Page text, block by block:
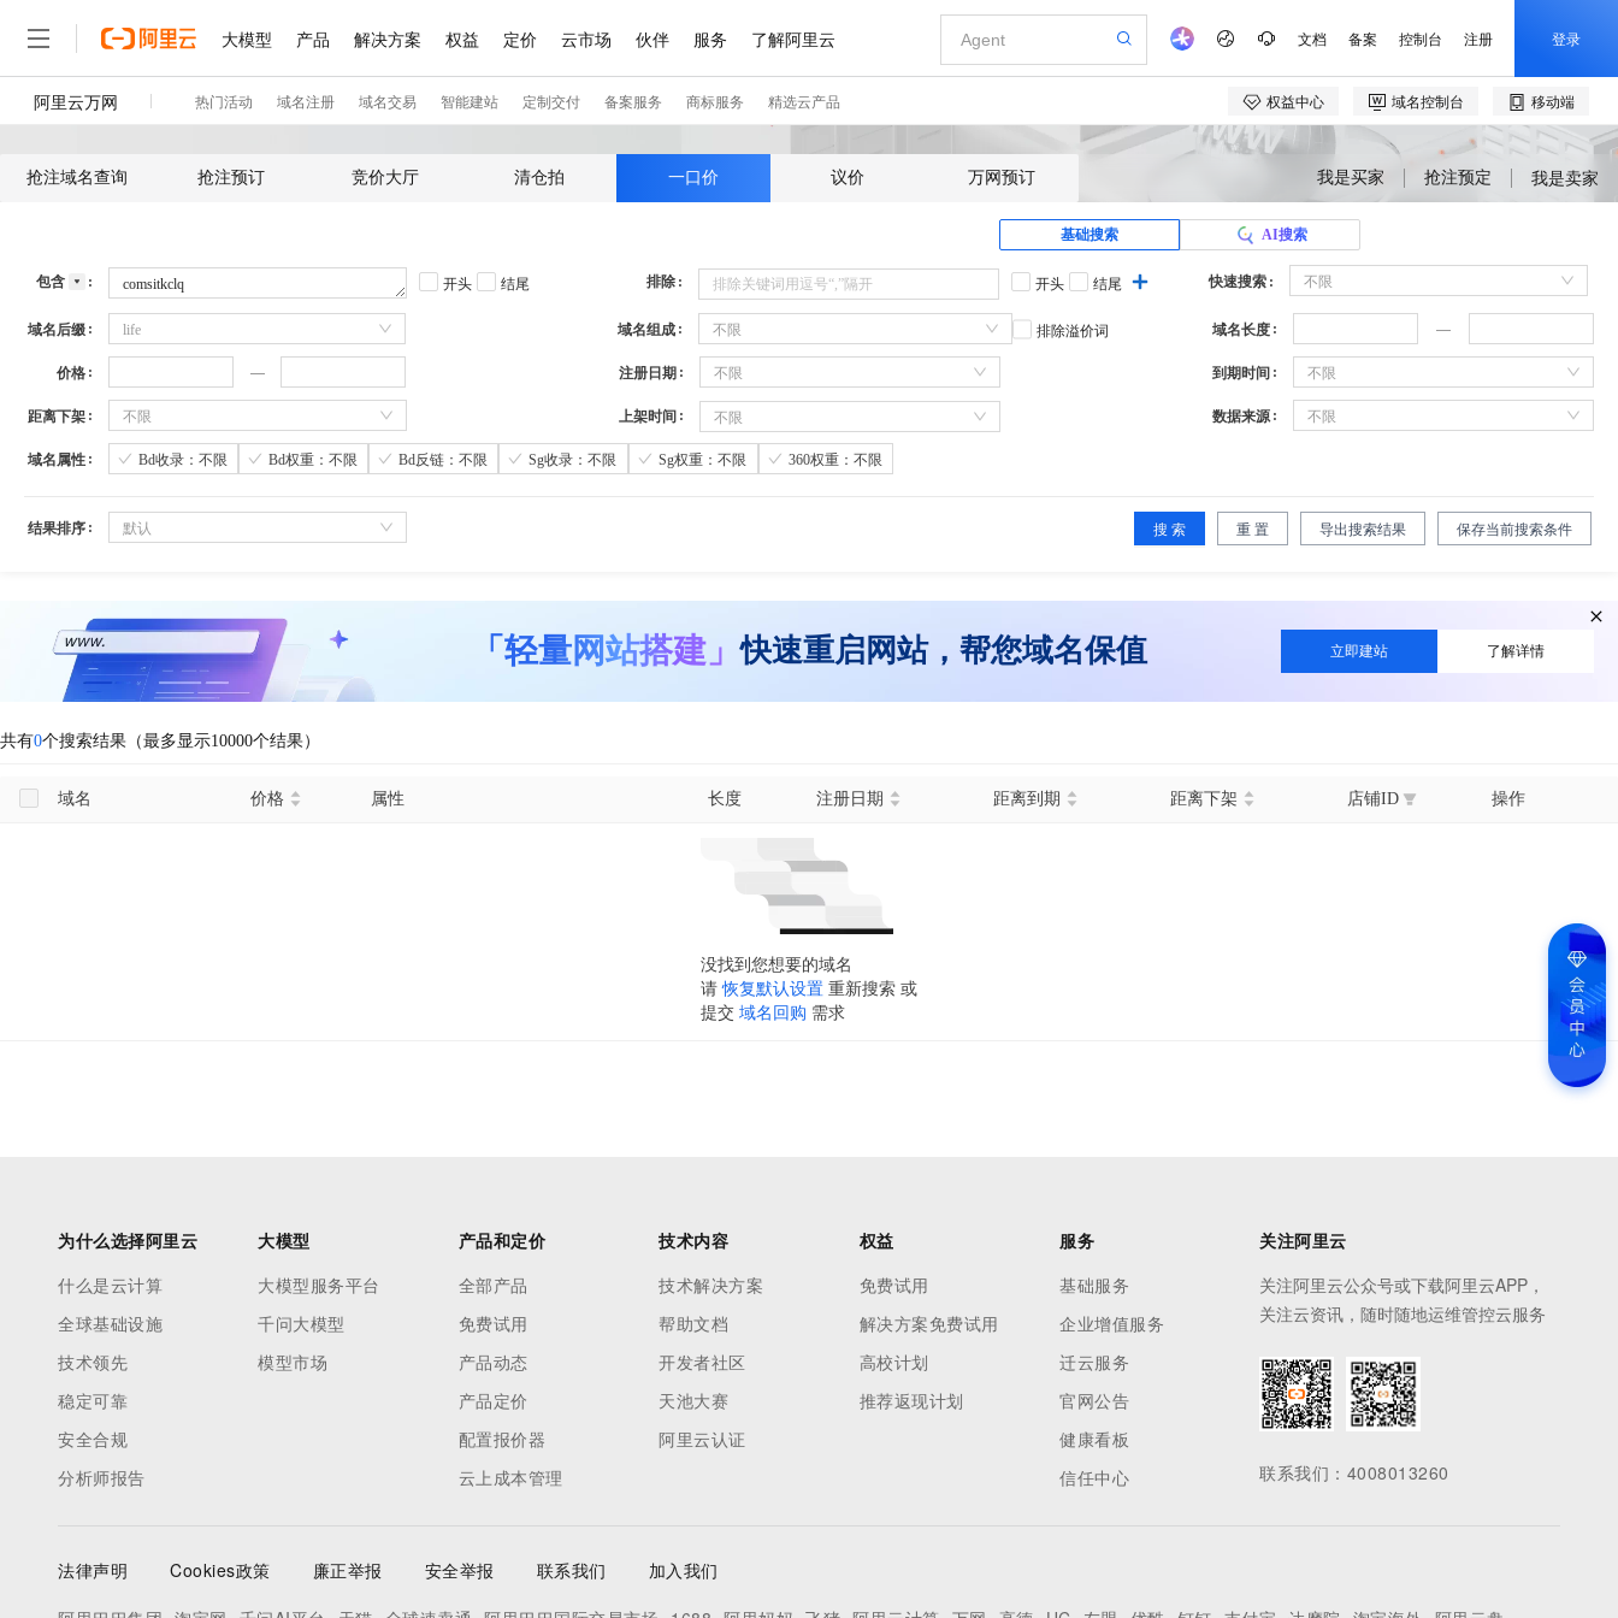
抢注域名查询 抢注预订 竞价大厅 清仓拍 一口价 议价 万网预订 我是买家 抢注预定 我是卖家
基础搜索 AI搜索
包含 开头 结尾 排除 开头 结尾 快速搜索 不限
域名后缀 life 域名组成 不限 排除溢价词 域名长度
价格 注册日期 不限 到期时间 不限
距离下架 不限 上架时间 不限 数据来源 不限
域名属性 Bd收录：不限 Bd权重：不限 Bd反链：不限 Sg收录：不限 Sg权重：不限 360权重：不限
结果排序 默认 搜 索 重 置 导出搜索结果 保存当前搜索条件
「轻量网站搭建」快速重启网站，帮您域名保值 立即建站 了解详情
共有0个搜索结果（最多显示10000个结果）
域名 价格 属性 长度 注册日期 距离到期 距离下架 店铺ID 操作
没找到您想要的域名
请 恢复默认设置 重新搜索 或
提交 域名回购 需求